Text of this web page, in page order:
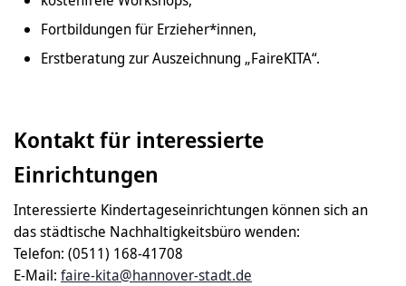
Fortbildungen für Erzieher*innen,
Erstberatung zur Auszeichnung „FaireKITA“.
Kontakt für interessierte
Einrichtungen
Interessierte Kindertageseinrichtungen können sich an
das städtische Nachhaltigkeitsbüro wenden:
Telefon: (0511) 168-41708
E-Mail: faire-kita@hannover-stadt.de